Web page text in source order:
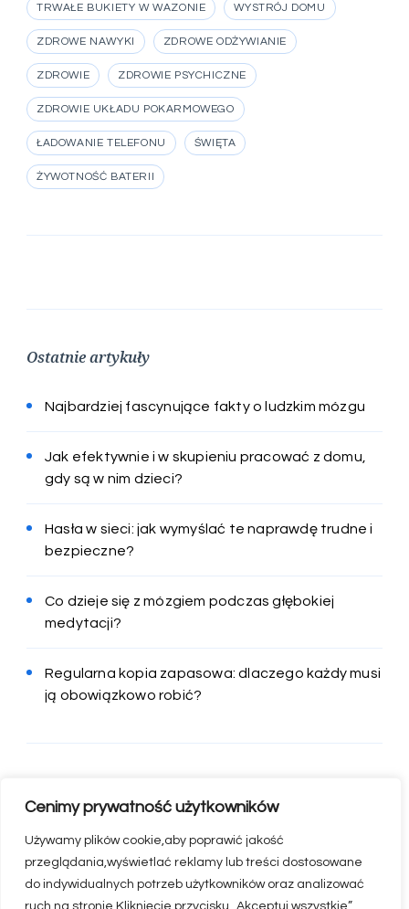
Cenimy prywatność użytkowników
Używamy plików cookie,aby poprawić jakość
przeglądania,wyświetlać reklamy lub treści dostosowane
do indywidualnych potrzeb użytkowników oraz analizować
ruch na stronie.Kliknięcie przycisku „Akceptuj wszystkie”
TRWAŁE BUKIETY W WAZONIE WYSTRÓJ DOMU
ZDROWE NAWYKI ZDROWE ODŻYWIANIE
ZDROWIE ZDROWIE PSYCHICZNE
ZDROWIE UKŁADU POKARMOWEGO
ŁADOWANIE TELEFONU ŚWIĘTA
ŻYWOTNOŚĆ BATERII
Ostatnie artykuły
Najbardziej fascynujące fakty o ludzkim mózgu
Jak efektywnie i w skupieniu pracować z domu,
gdy są w nim dzieci?
Hasła w sieci: jak wymyślać te naprawdę trudne i
bezpieczne?
Co dzieje się z mózgiem podczas głębokiej
medytacji?
Regularna kopia zapasowa: dlaczego każdy musi
ją obowiązkowo robić?